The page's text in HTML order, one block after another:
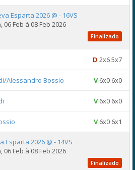
Esparta 2026 @ - 16VS
Feb à 08 Feb 2026
Finalizado
D 2x6 5x7
Alessandro Bossio V6x0 6x0
V6x0 6x0
V6x0 6x1
Esparta 2026 @ - 14VS
Feb à 08 Feb 2026
Finalizado